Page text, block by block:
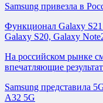
Samsung привезла в
Функционал Galaxy S21
Galaxy S20, Galaxy
На российском рынке
впечатляющие
Samsung представила
A32 5G